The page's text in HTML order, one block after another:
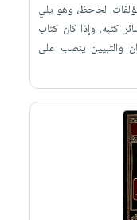
الجاحظ، وهو يلي
كتبه. وإذا كان كتاب
والتبيين ينصب على